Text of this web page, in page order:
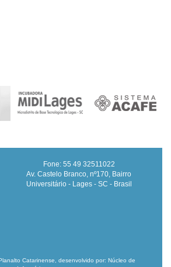
Fone: 55 49 32511022
Av. Castelo Branco, nº170, Bairro
Universitário - Lages - SC - Brasil
Catarinense, desenvolvido por: Núcleo de